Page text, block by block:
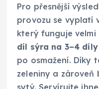
Pro přesnější
provozu se vyplatí
který funguje velmi
díl sýra na 3–4
po osmažení. Díky
zeleniny a